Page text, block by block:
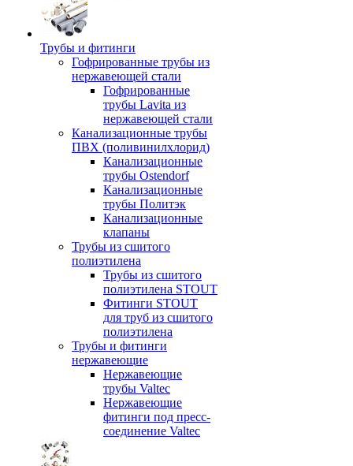
Трубы и фитинги
Гофрированные трубы из
нержавеющей стали
Гофрированные
трубы Lavita из
нержавеющей стали
Канализационные трубы
ПВХ (поливинилхлорид)
Канализационные
трубы Ostendorf
Канализационные
трубы Политэк
Канализационные
клапаны
Трубы из сшитого
полиэтилена
Трубы из сшитого
полиэтилена STOUT
Фитинги STOUT
для труб из сшитого
полиэтилена
Трубы и фитинги
нержавеющие
Нержавеющие
трубы Valtec
Нержавеющие
фитинги под пресс-
соединение Valtec